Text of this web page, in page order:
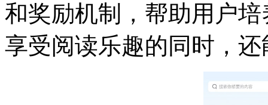
和奖励机制，帮助用户
享受阅读乐趣的同时，